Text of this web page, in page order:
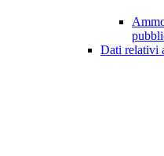
Dati relativi